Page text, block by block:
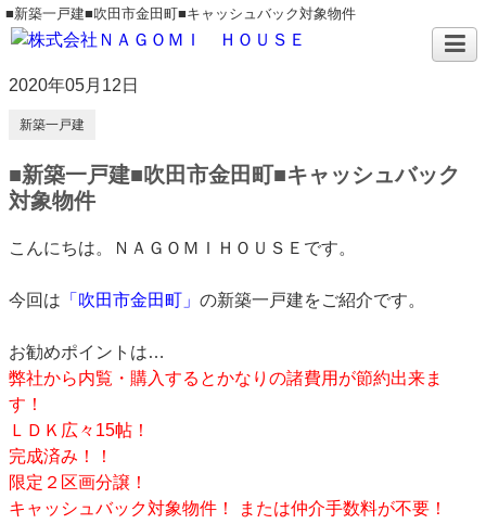
■新築一戸建■吹田市金田町■キャッシュバック対象物件
2020年05月12日
新築一戸建
■新築一戸建■吹田市金田町■キャッシュバック
対象物件
こんにちは。ＮＡＧＯＭＩＨＯＵＳＥです。
今回は 「吹田市金田町」 の新築一戸建をご紹介です。
お勧めポイントは…
弊社から内覧・購入するとかなりの諸費用が節約出来ま
す！
ＬＤＫ広々15帖！
完成済み！！
限定２区画分譲！
キャッシュバック対象物件！ または仲介手数料が不要！